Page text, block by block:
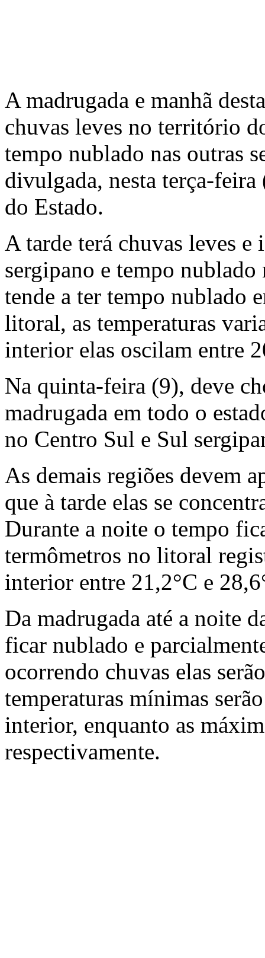
A madrugada e manhã
chuvas leves no território
tempo nublado nas outras
divulgada, nesta terça-
do Estado.
A tarde terá chuvas leves
sergipano e tempo
tende a ter tempo nublado
litoral, as temperaturas
interior elas oscilam entre
Na quinta-feira (9), deve
madrugada em todo o
no Centro Sul e Sul
As demais regiões devem
que à tarde elas se
Durante a noite o tempo
termômetros no litoral
interior entre 21,2°C e
Da madrugada até a noite
ficar nublado e
ocorrendo chuvas elas
temperaturas mínimas
interior, enquanto as
respectivamente.